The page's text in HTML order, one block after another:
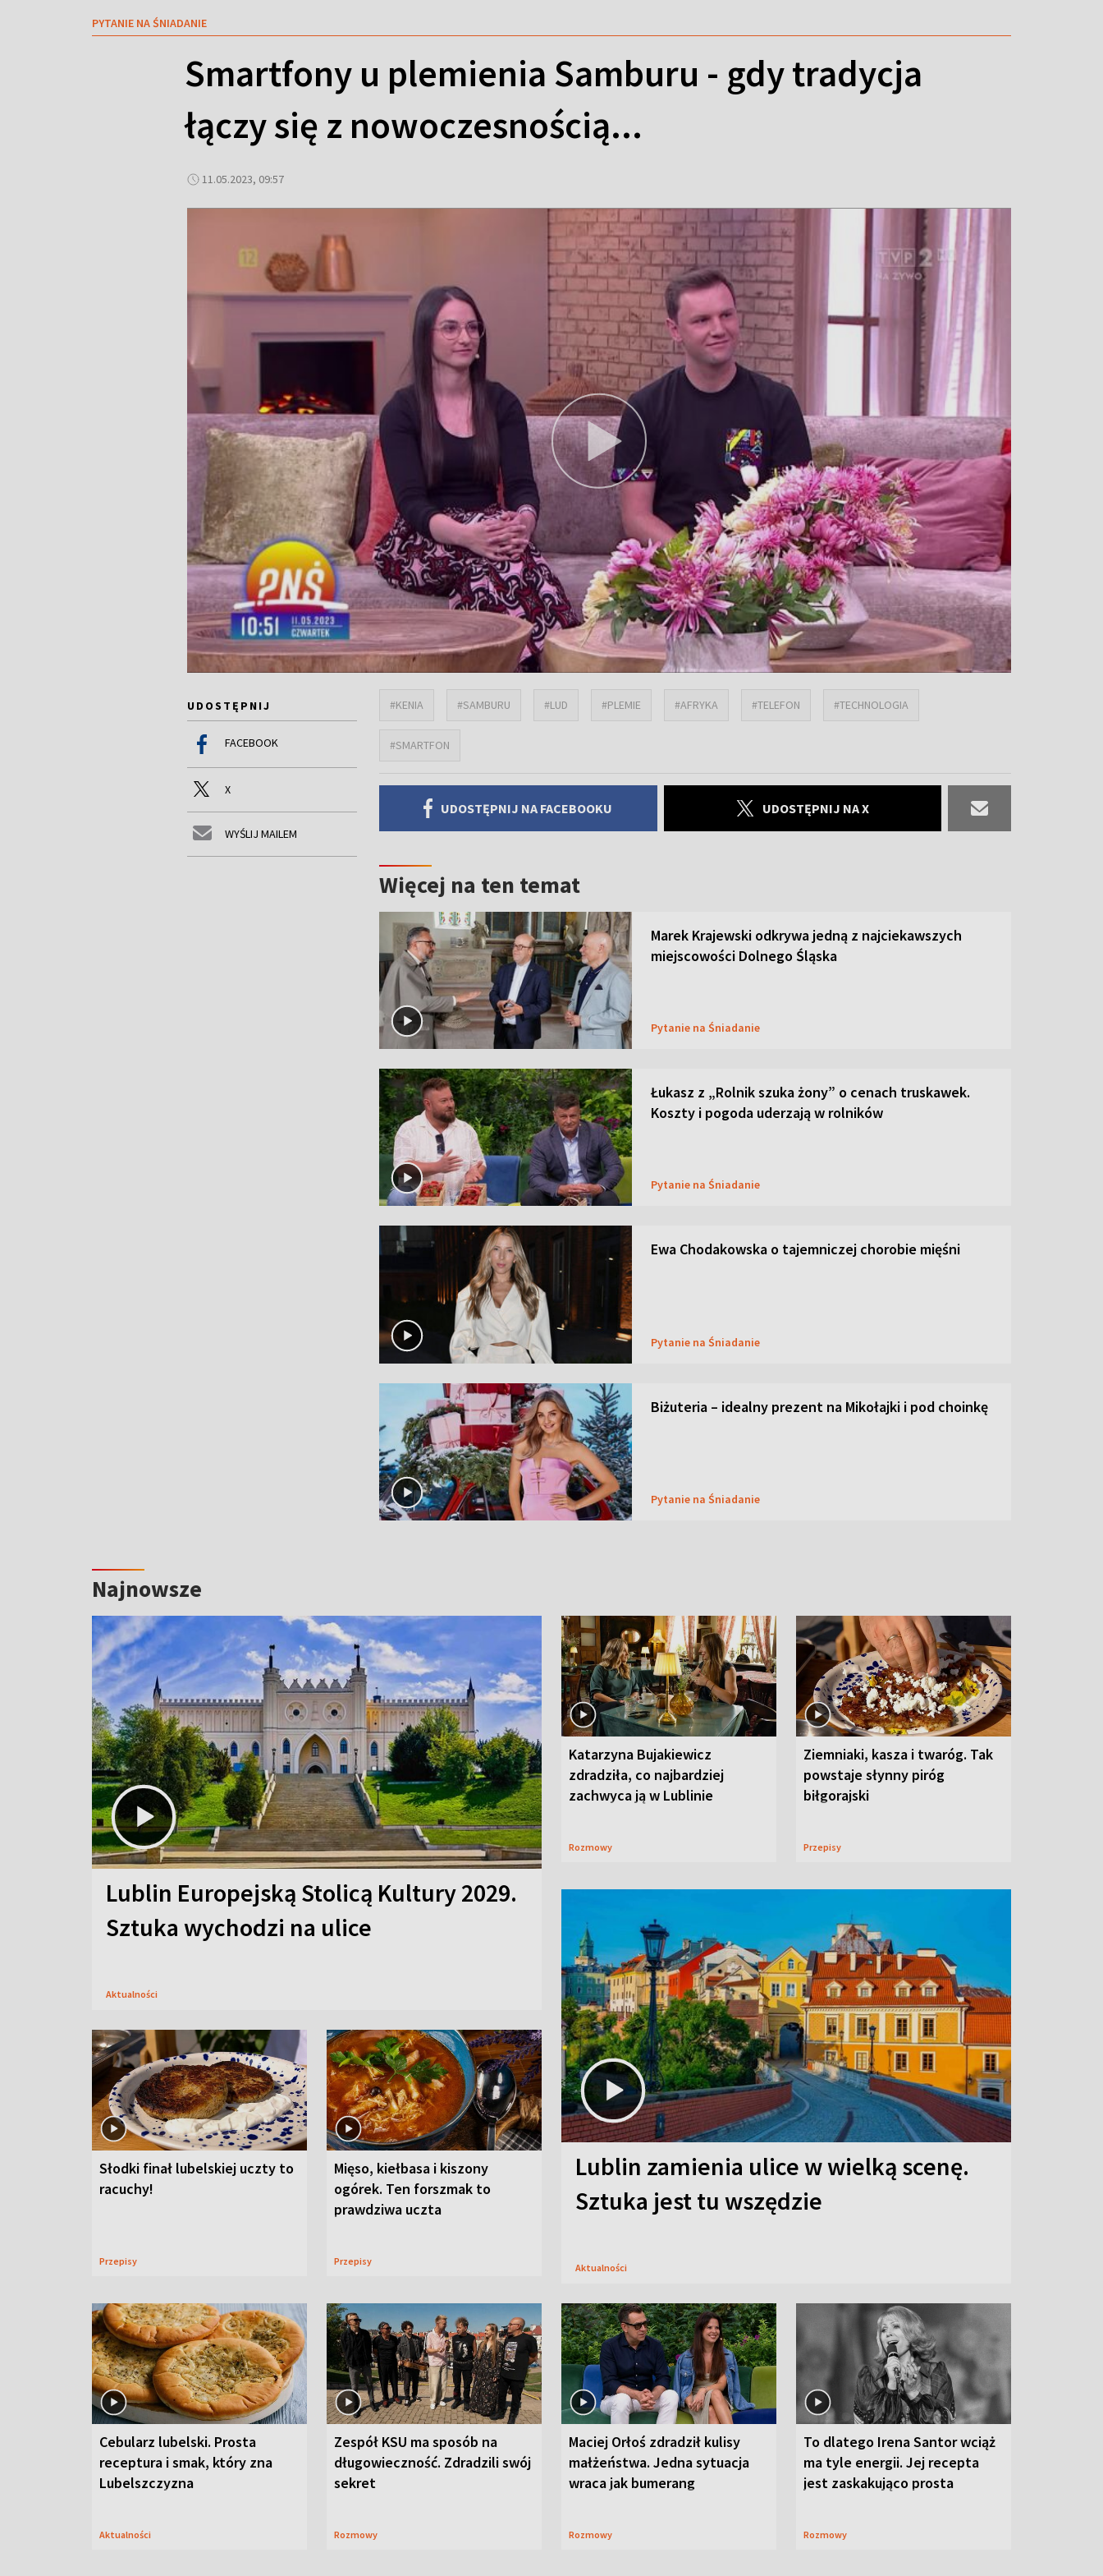
PYTANIE NA ŚNIADANIE
Smartfony u plemienia Samburu - gdy tradycja
łączy się z nowoczesnością...
11.05.2023, 09:57
UDOSTĘPNIJ
FACEBOOK
X
WYŚLIJ MAILEM
#KENIA #SAMBURU #LUD #PLEMIE #AFRYKA #TELEFON #TECHNOLOGIA
#SMARTFON
UDOSTĘPNIJ NA FACEBOOKU UDOSTĘPNIJ NA X
Więcej na ten temat
Marek Krajewski odkrywa jedną z najciekawszych
miejscowości Dolnego Śląska
Pytanie na Śniadanie
Łukasz z „Rolnik szuka żony” o cenach truskawek.
Koszty i pogoda uderzają w rolników
Pytanie na Śniadanie
Ewa Chodakowska o tajemniczej chorobie mięśni
Pytanie na Śniadanie
Biżuteria – idealny prezent na Mikołajki i pod choinkę
Pytanie na Śniadanie
Najnowsze
Lublin Europejską Stolicą Kultury 2029.
Sztuka wychodzi na ulice
Aktualności
Katarzyna Bujakiewicz
zdradziła, co najbardziej
zachwyca ją w Lublinie
Rozmowy
Ziemniaki, kasza i twaróg. Tak
powstaje słynny piróg
biłgorajski
Przepisy
Słodki finał lubelskiej uczty to
racuchy!
Przepisy
Mięso, kiełbasa i kiszony
ogórek. Ten forszmak to
prawdziwa uczta
Przepisy
Lublin zamienia ulice w wielką scenę.
Sztuka jest tu wszędzie
Aktualności
Cebularz lubelski. Prosta
receptura i smak, który zna
Lubelszczyzna
Aktualności
Zespół KSU ma sposób na
długowieczność. Zdradzili swój
sekret
Rozmowy
Maciej Orłoś zdradził kulisy
małżeństwa. Jedna sytuacja
wraca jak bumerang
Rozmowy
To dlatego Irena Santor wciąż
ma tyle energii. Jej recepta
jest zaskakująco prosta
Rozmowy